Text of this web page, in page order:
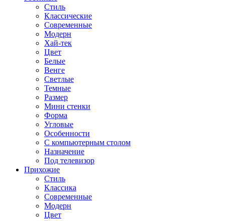
Стиль
Классические
Современные
Модерн
Хай-тек
Цвет
Белые
Венге
Светлые
Темные
Размер
Мини стенки
Форма
Угловые
Особенности
С компьютерным столом
Назначение
Под телевизор
Прихожие
Стиль
Классика
Современные
Модерн
Цвет